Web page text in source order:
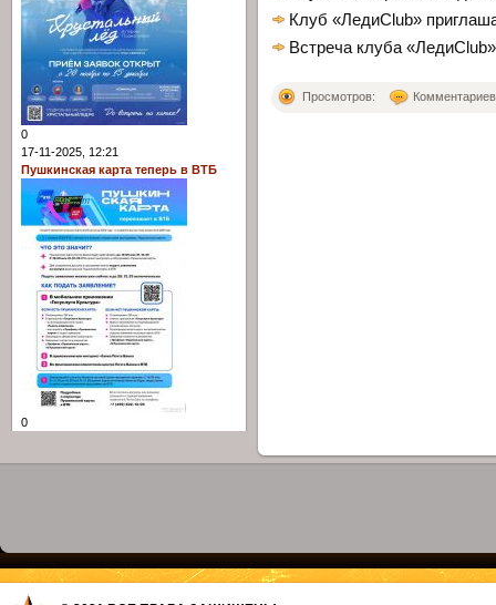
Клуб «ЛедиClub»
Встреча клуба «ЛедиClub»
Просмотров:
0
17-11-2025, 12:21
Пушкинская карта теперь в ВТБ
0